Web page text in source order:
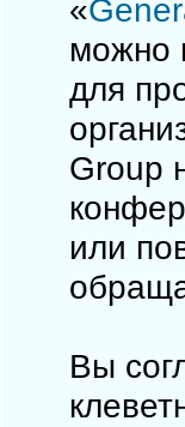
«
можно
для
Group
или
Вы